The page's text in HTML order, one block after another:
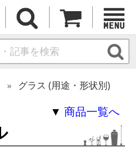
グラス (用途・形状別)
▼商品一覧へ